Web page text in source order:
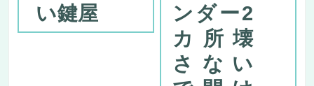
い鍵屋
ンダー2
カ所壊
さない